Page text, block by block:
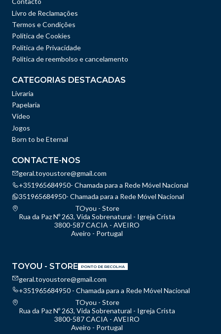
Livro de Reclamações
Termos e Condições
Política de Cookies
Política de Privacidade
Politica de reembolso e cancelamento
CATEGORIAS DESTACADAS
Livraria
Papelaria
Vídeo
Jogos
Born to be Eternal
CONTACTE-NOS
geral.toyoustore@gmail.com
+351965684950- Chamada para a Rede Móvel Nacional
351965684950- Chamada para a Rede Móvel Nacional
TOyou - Store
Rua da Paz Nº 263, Vida Sobrenatural - Igreja Crista
3800-587 CACIA - AVEIRO
Aveiro - Portugal
TOYOU - STORE PONTO DE RECOLHA
geral.toyoustore@gmail.com
+351965684950 - Chamada para a Rede Móvel Nacional
TOyou - Store
Rua da Paz Nº 263, Vida Sobrenatural - Igreja Crista
3800-587 CACIA - AVEIRO
Aveiro - Portugal